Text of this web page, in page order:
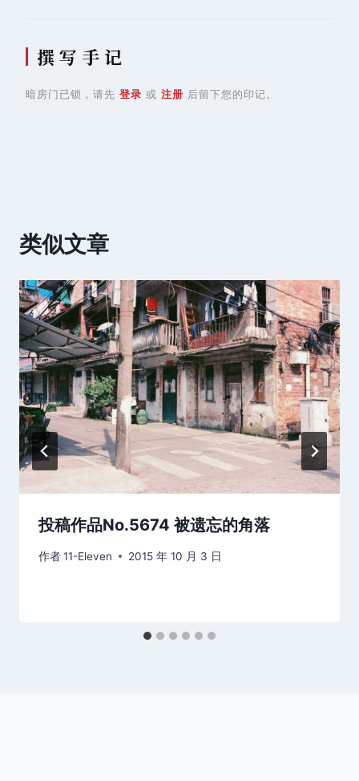
撰 写 手 记
暗房门已锁，请先 登录 或 注册 后留下您的印记。
类似文章
投稿作品No.5674 被遗忘的角落
作者11-Eleven 2015 年 10 月 3 日